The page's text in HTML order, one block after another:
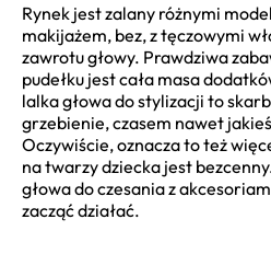
Rynek jest zalany różnymi
makijażem, bez, z tęczowymi
zawrotu głowy. Prawdziwa
pudełku jest cała masa
lalka głowa do stylizacji to
grzebienie, czasem nawet
Oczywiście, oznacza to też
na twarzy dziecka jest
głowa do czesania z
zacząć działać.